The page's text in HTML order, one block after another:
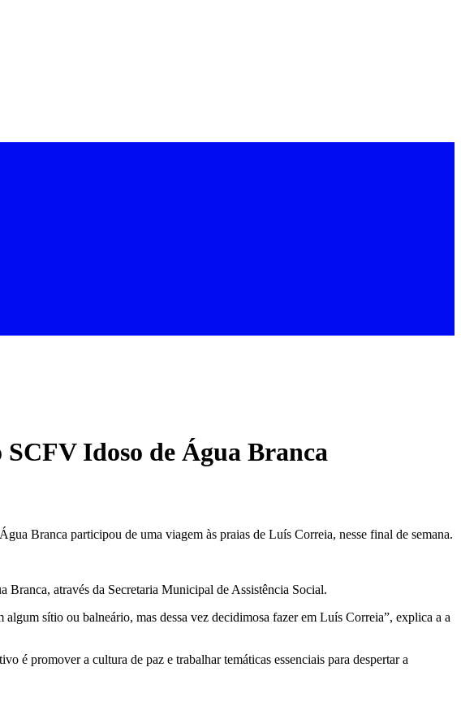
Idoso de Água Branca
Branca participou de uma viagem às praias de Luís Correia, nesse final de semana.
através da Secretaria Municipal de Assistência Social.
sítio ou balneário, mas dessa vez decidimosa fazer em Luís Correia”, explica a a
é promover a cultura de paz e trabalhar temáticas essenciais para despertar a